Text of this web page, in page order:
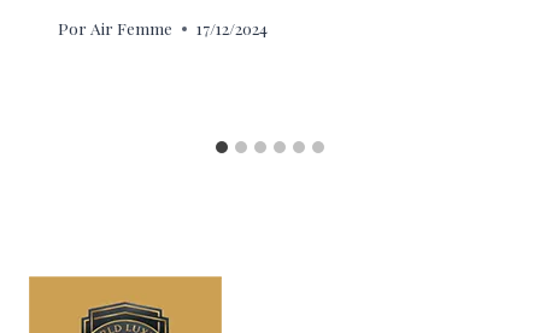
Por Air Femme 17/12/2024